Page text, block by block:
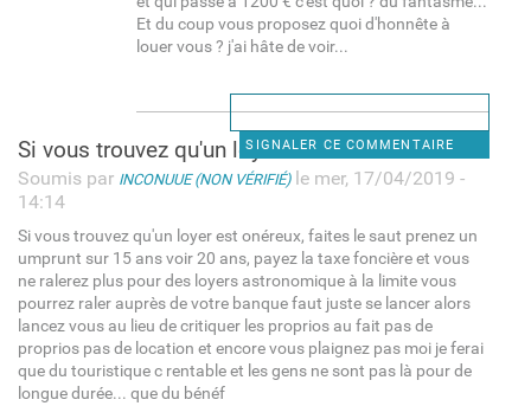
Et du coup vous proposez quoi d'honnête à
louer vous ? j'ai hâte de voir...
SIGNALER CE COMMENTAIRE
Si vous trouvez qu'un loyer
Soumis par INCONUUE (NON VÉRIFIÉ)le mer, 17/04/2019 -
14:14
Si vous trouvez qu'un loyer est onéreux, faites le saut prenez un
umprunt sur 15 ans voir 20 ans, payez la taxe foncière et vous
ne ralerez plus pour des loyers astronomique à la limite vous
pourrez raler auprès de votre banque faut juste se lancer alors
lancez vous au lieu de critiquer les proprios au fait pas de
proprios pas de location et encore vous plaignez pas moi je ferai
que du touristique c rentable et les gens ne sont pas là pour de
longue durée... que du bénéf